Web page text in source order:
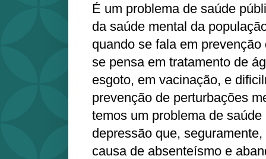
É um problema de saúde
da saúde mental da
quando se fala em
se pensa em tratamento de
esgoto, em vacinação, e
prevenção de perturbações
temos um problema de
depressão que,
causa de absenteísmo e